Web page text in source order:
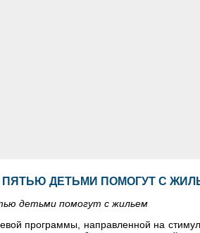
ДЕТЬМИ ПОМОГУТ С
детьми помогут с жильем
программы, направленной на